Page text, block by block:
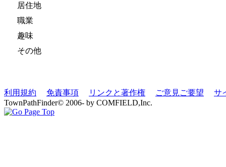
居住地
職業
趣味
その他
利用規約 免責事項 リンクと著作権 ご意見ご要望
サ
TownPathFinder© 2006- by COMFIELD,Inc.